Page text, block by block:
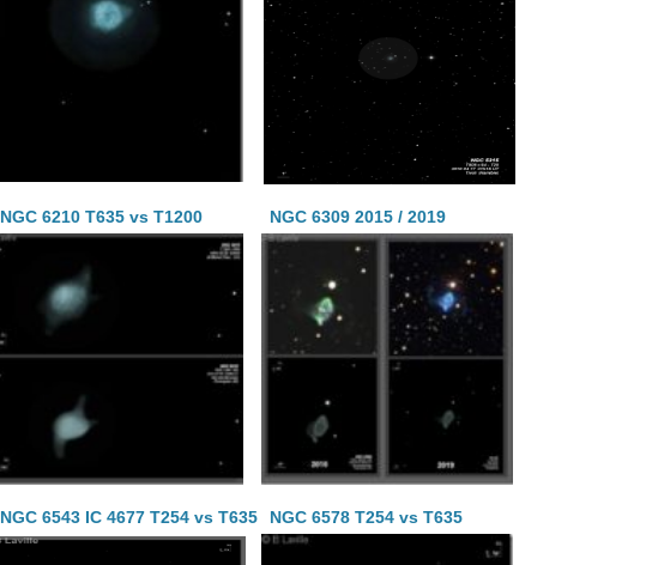
NGC 6210 T635 vs T1200 NGC 6309 2015 / 2019
NGC 6543 IC 4677 T254 vs T635 NGC 6578 T254 vs T635